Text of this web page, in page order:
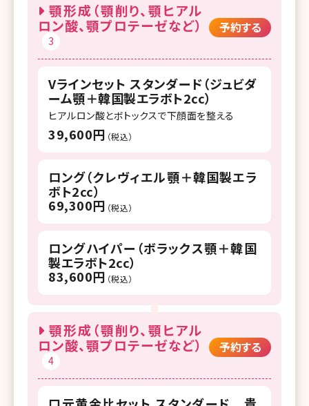
顎形成（顎削り、顎ヒアル
ロン酸、顎プロテーゼなど）
3
予約する
Vラインセット スタンダード（ジュビダ
ーム顎＋韓国製エラボト2cc）
ヒアルロン酸とボトックスで下顔面を整える
39,600円 （税込）
ロング（クレヴィエル顎＋韓国製エラ
ボト2cc）
69,300円 （税込）
ロングハイパー（ボラックス顎＋韓国
製エラボト2cc）
83,600円 （税込）
顎形成（顎削り、顎ヒアル
ロン酸、顎プロテーゼなど）
4
予約する